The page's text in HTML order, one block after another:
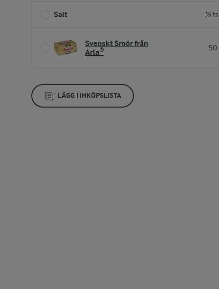
Salt ½
Svenskt Smör från
Arla®
50
LÄGG I INKÖPSLISTA